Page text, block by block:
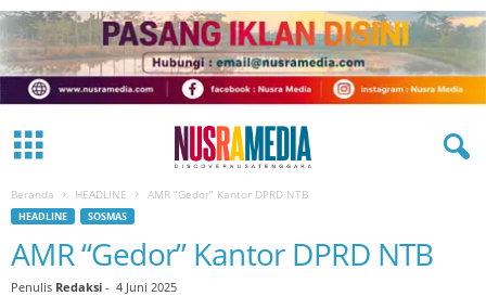
Beranda HEADLINE AMR “Gedor” Kantor DPRD NTB
HEADLINE SOSMAS
AMR “Gedor” Kantor DPRD NTB
Penulis Redaksi - 4 Juni 2025